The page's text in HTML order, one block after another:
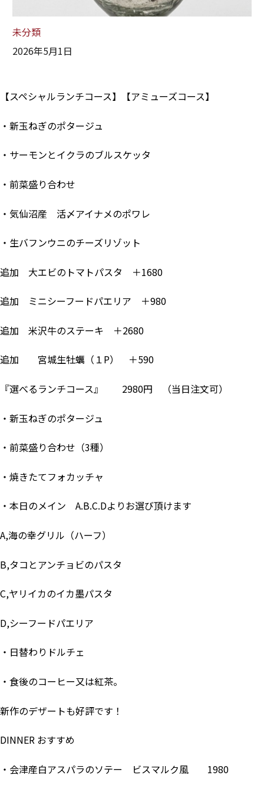
未分類
2026年5月1日
【スペシャルランチコース】【アミューズコース】
・新玉ねぎのポタージュ
・サーモンとイクラのブルスケッタ
・前菜盛り合わせ
・気仙沼産 活〆アイナメのポワレ
・生バフンウニのチーズリゾット
追加 大エビのトマトパスタ ＋1680
追加 ミニシーフードパエリア ＋980
追加 米沢牛のステーキ ＋2680
追加 宮城生牡蠣（１P） ＋590
『選べるランチコース』 2980円 （当日注文可）
・新玉ねぎのポタージュ
・前菜盛り合わせ（3種）
・焼きたてフォカッチャ
・本日のメイン A.B.C.Dよりお選び頂けます
A,海の幸グリル（ハーフ）
B,タコとアンチョビのパスタ
C,ヤリイカのイカ墨パスタ
D,シーフードパエリア
・日替わりドルチェ
・食後のコーヒー又は紅茶。
新作のデザートも好評です！
DINNER おすすめ
・会津産白アスパラのソテー ビスマルク風 1980